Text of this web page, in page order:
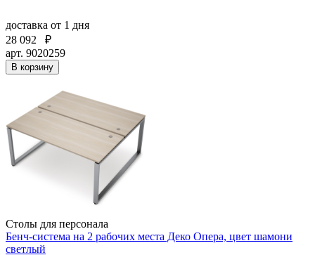
доставка от 1 дня
28 092
₽
арт. 9020259
В корзину
Столы для персонала
Бенч-система на 2 рабочих места Деко Опера, цвет шамони
светлый